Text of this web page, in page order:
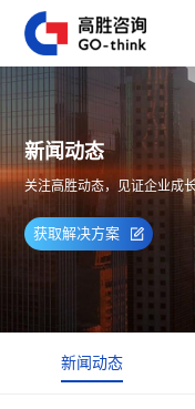
新闻动态
关注高胜动态，见证企业成
获取解决方案
新闻动态